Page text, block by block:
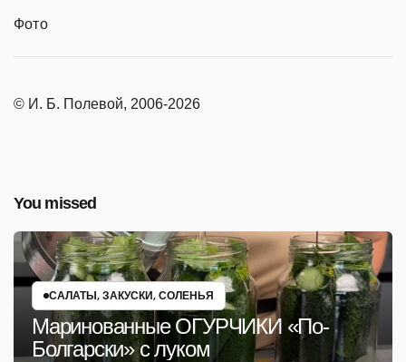
Фото
© И. Б. Полевой, 2006-2026
You missed
САЛАТЫ, ЗАКУСКИ, СОЛЕНЬЯ
Маринованные ОГУРЧИКИ «По-
Болгарски» с луком